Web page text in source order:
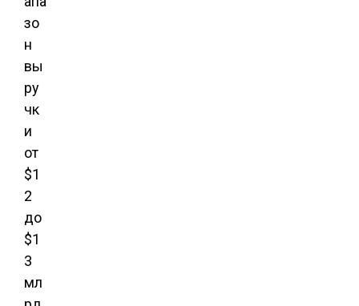
зо
н
вы
ру
чк
и
от
$1
2
до
$1
3
мл